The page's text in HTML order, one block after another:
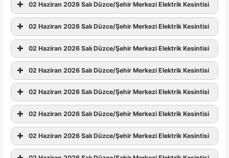
02 Haziran 2026 Salı Düzce/Şehir Merkezi Elektrik Kesintisi
02 Haziran 2026 Salı Düzce/Şehir Merkezi Elektrik Kesintisi
02 Haziran 2026 Salı Düzce/Şehir Merkezi Elektrik Kesintisi
02 Haziran 2026 Salı Düzce/Şehir Merkezi Elektrik Kesintisi
02 Haziran 2026 Salı Düzce/Şehir Merkezi Elektrik Kesintisi
02 Haziran 2026 Salı Düzce/Şehir Merkezi Elektrik Kesintisi
02 Haziran 2026 Salı Düzce/Şehir Merkezi Elektrik Kesintisi